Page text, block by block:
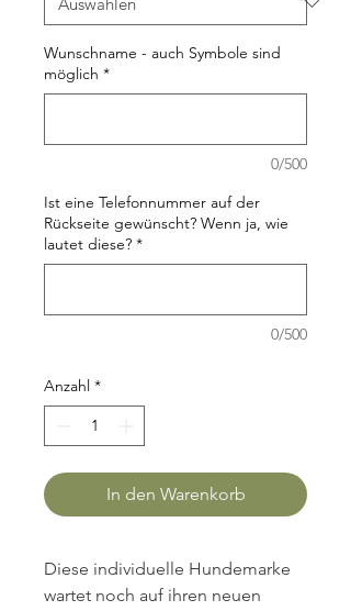
Wunschname - auch Symbole sind
möglich *
0/500
Ist eine Telefonnummer auf der
Rückseite gewünscht? Wenn ja, wie
lautet diese? *
0/500
Anzahl *
In den Warenkorb
Diese individuelle Hundemarke
wartet noch auf ihren neuen